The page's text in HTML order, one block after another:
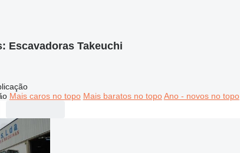
Escavadoras Takeuchi
Mais caros no topo Mais baratos no topo Ano - novos no topo